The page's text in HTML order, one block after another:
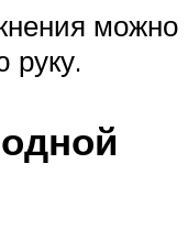
можно
руку.